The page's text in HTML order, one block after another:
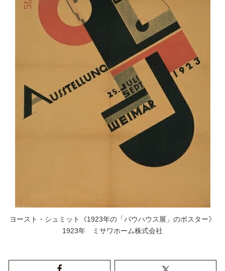
ヨースト・シュミット《1923年の「バウハウス展」のポスター》
1923年 ミサワホーム株式会社